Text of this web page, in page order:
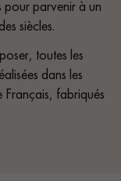
!
pour parvenir à un
siècles.
toutes les
dans les
Français, fabriqués